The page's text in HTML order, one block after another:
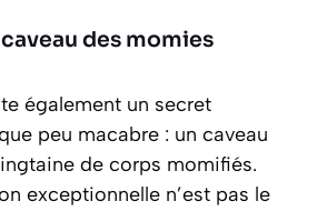
des momies
également un secret
peu macabre : un caveau
de corps momifiés.
exceptionnelle n’est pas le